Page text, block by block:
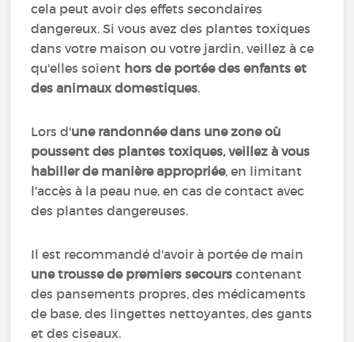
cela peut avoir des effets secondaires
dangereux. Si vous avez des plantes toxiques
dans votre maison ou votre jardin, veillez à ce
qu'elles soient hors de portée des enfants et
des animaux domestiques.
Lors d'une randonnée dans une zone où
poussent des plantes toxiques, veillez à vous
habiller de manière appropriée, en limitant
l'accès à la peau nue, en cas de contact avec
des plantes dangereuses.
Il est recommandé d'avoir à portée de main
une trousse de premiers secours contenant
des pansements propres, des médicaments
de base, des lingettes nettoyantes, des gants
et des ciseaux.